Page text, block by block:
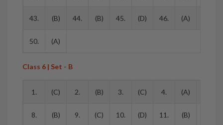
43. (B) 44. (B) 45. (D) 46. (A)
50. (A)
Class 6 | Set - B
1. (C) 2. (B) 3. (C) 4. (A)
8. (B) 9. (C) 10. (D) 11. (B)